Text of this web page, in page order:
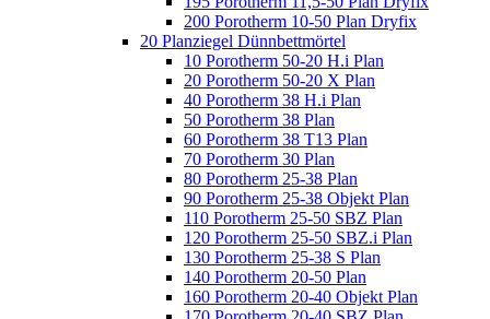
200 Porotherm 10-50 Plan Dryfix
20 Planziegel Dünnbettmörtel
10 Porotherm 50-20 H.i Plan
20 Porotherm 50-20 X Plan
40 Porotherm 38 H.i Plan
50 Porotherm 38 Plan
60 Porotherm 38 T13 Plan
70 Porotherm 30 Plan
80 Porotherm 25-38 Plan
90 Porotherm 25-38 Objekt Plan
110 Porotherm 25-50 SBZ Plan
120 Porotherm 25-50 SBZ.i Plan
130 Porotherm 25-38 S Plan
140 Porotherm 20-50 Plan
160 Porotherm 20-40 Objekt Plan